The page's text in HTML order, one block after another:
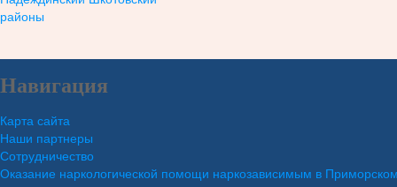
Навигация
Карта сайта
Наши партнеры
Сотрудничество
Оказание наркологической помощи наркозависимым в